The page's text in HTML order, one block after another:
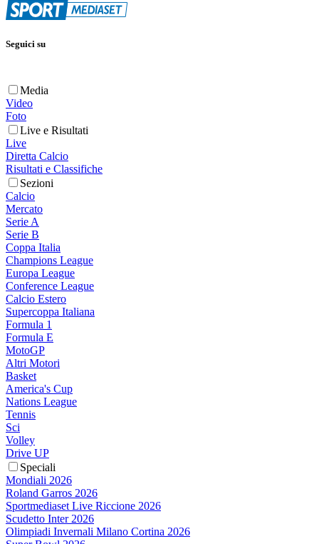
Seguici su
Media
Video
Foto
Live e Risultati
Live
Diretta Calcio
Risultati e Classifiche
Sezioni
Calcio
Mercato
Serie A
Serie B
Coppa Italia
Champions League
Europa League
Conference League
Calcio Estero
Supercoppa Italiana
Formula 1
Formula E
MotoGP
Altri Motori
Basket
America's Cup
Nations League
Tennis
Sci
Volley
Drive UP
Speciali
Mondiali 2026
Roland Garros 2026
Sportmediaset Live Riccione 2026
Scudetto Inter 2026
Olimpiadi Invernali Milano Cortina 2026